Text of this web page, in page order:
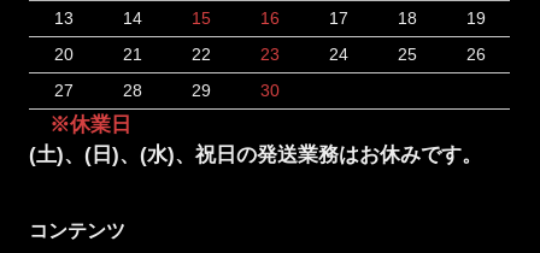
13
14 15 16 17 18
19
20
21 22 23 24 25
26
27
28 29 30
※休業日
(土)、(日)、(水)、祝日の発送業務はお休みです。
コンテンツ